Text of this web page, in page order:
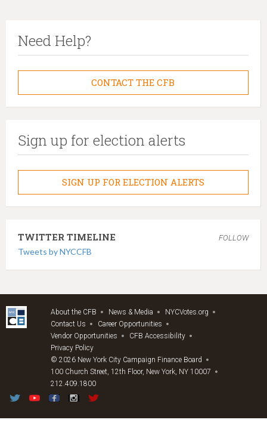
Need Help?
CONTACT THE CFB
Sign up for election alerts
SIGN UP FOR ELECTION ALERTS
TWITTER TIMELINE FOLLOW
Tweets by NYCCFB
About the CFB News & Media
NYCVotes.org
Contact Us
Career Opportunities
Vendor Opportunities
CFB Accessibility
Privacy Policy
© 2026 New York City Campaign Finance Board
100 Church Street, 12th Floor, New York, NY 10007
212.409.1800